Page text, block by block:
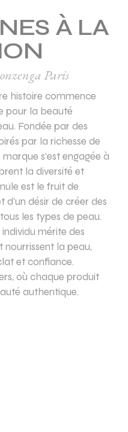
À LA
Paris
histoire commence
pour la beauté
Fondée par des
par la richesse de
s'est engagée à
la diversité et
est le fruit de
d'un désir de créer des
les types de peau.
mérite des
nourrissent la peau,
et confiance.
où chaque produit
authentique.